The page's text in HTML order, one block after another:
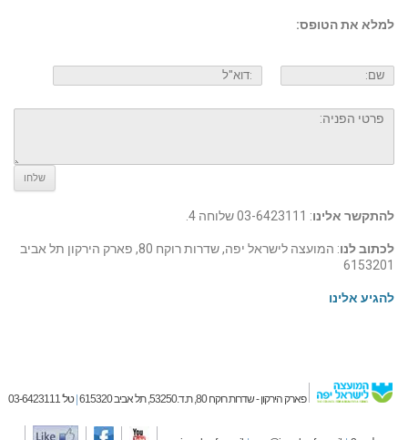
למלא את הטופס:
להתקשר אלינו: 03-6423111 שלוחה 4.
לכתוב לנו
: המועצה לישראל יפה, שדרות רוקח 80, פארק הירקון תל אביב
6153201
להגיע אלינו
פארק הירקון - שדרות רוקח 80, ת.ד.53250, תל אביב 615320 | טל' 03-6423111